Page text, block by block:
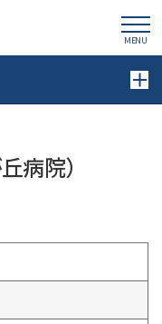
MENU
病院）